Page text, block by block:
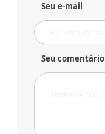
Seu e-mail
Seu comentário